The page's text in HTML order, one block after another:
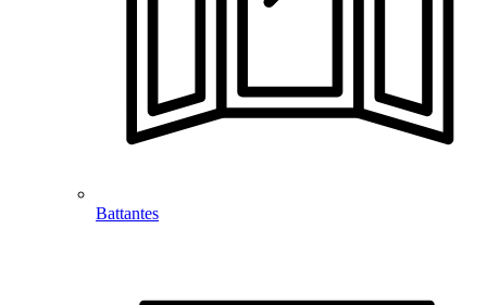
Battantes